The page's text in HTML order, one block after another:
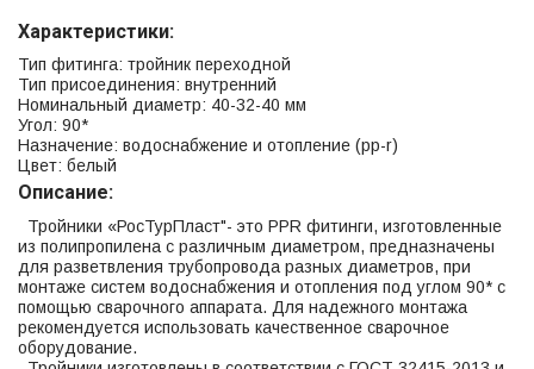
Характеристики:
Тип фитинга: тройник переходной
Тип присоединения: внутренний
Номинальный диаметр: 40-32-40 мм
Угол: 90*
Назначение: водоснабжение и отопление (рр-r)
Цвет: белый
Описание:
Тройники «РосТурПласт"- это PPR фитинги, изготовленные
из полипропилена с различным диаметром, предназначены
для разветвления трубопровода разных диаметров, при
монтаже систем водоснабжения и отопления под углом 90* с
помощью сварочного аппарата. Для надежного монтажа
рекомендуется использовать качественное сварочное
оборудование.